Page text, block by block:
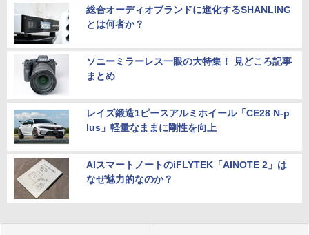
総合オーディオブランドに進化するSHANLING
とは何者か？
ソニーミラーレス一眼の大特集！ 見どころ記事
まとめ
レイズ鍛造1ピースアルミホイール「CE28 N-p
lus」軽量なままに剛性を向上
AIスマートノートのiFLYTEK「AINOTE 2」は
なぜ魅力的なのか？